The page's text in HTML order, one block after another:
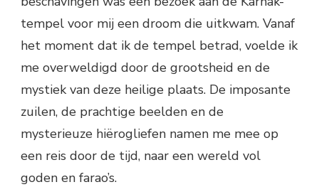
tempel voor mij een droom die uitkwam. Vanaf
het moment dat ik de tempel betrad, voelde ik
me overweldigd door de grootsheid en de
mystiek van deze heilige plaats. De imposante
zuilen, de prachtige beelden en de
mysterieuze hiërogliefen namen me mee op
een reis door de tijd, naar een wereld vol
goden en farao’s.